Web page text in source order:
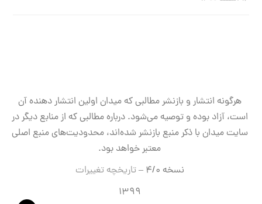
هرگونه انتشار و بازنشر مطالبی که میدان اولین انتشار دهنده آن
است، آزاد بوده و توصیه می‌شود. درباره مطالبی که از منابع دیگر در
سایت میدان با ذکر منبع بازنشر شده‌اند، محدودیت‌های منبع اصلی
معتبر خواهد بود.
نسخه ۴/۰ –
تاریخچه تغییرات
۱۳۹۹